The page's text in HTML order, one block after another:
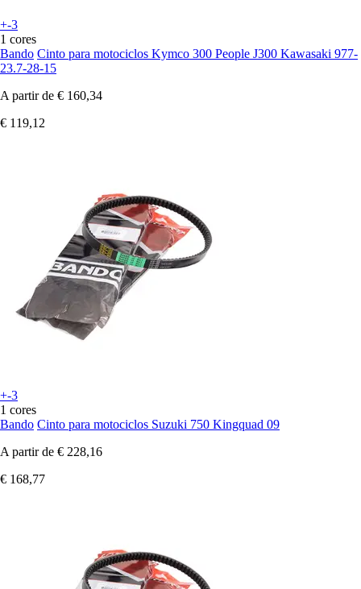
+-3
1 cores
Bando Cinto para motociclos Kymco 300 People J300 Kawasaki 977-
23.7-28-15
A partir de € 160,34
€ 119,12
+-3
1 cores
Bando Cinto para motociclos Suzuki 750 Kingquad 09
A partir de € 228,16
€ 168,77